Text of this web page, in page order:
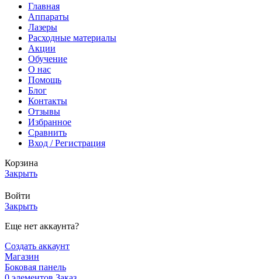
Главная
Аппараты
Лазеры
Расходные материалы
Акции
Обучение
О нас
Помощь
Блог
Контакты
Отзывы
Избранное
Сравнить
Вход / Регистрация
Корзина
Закрыть
Войти
Закрыть
Еще нет аккаунта?
Создать аккаунт
Магазин
Боковая панель